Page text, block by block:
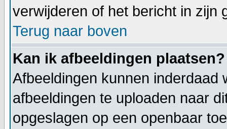
verwijderen of het bericht in zijn
Terug naar boven
Kan ik afbeeldingen plaatsen?
Afbeeldingen kunnen inderdaad
afbeeldingen te uploaden naar
opgeslagen op een openbaar